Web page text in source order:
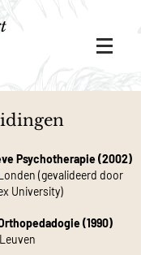
Psychotherapie (2002)
(gevalideerd door
University)
(1990)